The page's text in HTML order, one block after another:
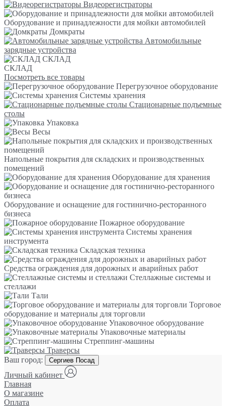
Видеорегистраторы
Оборудование и принадлежности для мойки автомобилей
Домкраты
Автомобильные
зарядные устройства
СКЛАД
СКЛАД
Посмотреть все товары
Перегрузочное оборудование
Системы хранения
Стационарные подъемные
столы
Упаковка
Весы
Напольные покрытия для складских и производственных
помещений
Оборудование для хранения
Оборудование и оснащение для гостинично-ресторанного
бизнеса
Пожарное оборудование
Системы хранения
инструмента
Складская техника
Средства ограждения для дорожных и аварийных работ
Стеллажные системы и
стеллажи
Тали
Торговое
оборудование и материалы для торговли
Упаковочное оборудование
Упаковочные материалы
Стреппинг-машины
Траверсы
Ваш город:
Сергиев Посад
Личный кабинет
Главная
О магазине
Оплата